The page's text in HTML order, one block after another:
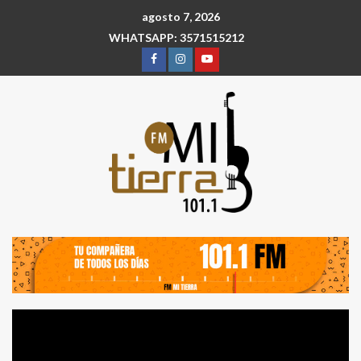
agosto 7, 2026
WHATSAPP: 3571515212